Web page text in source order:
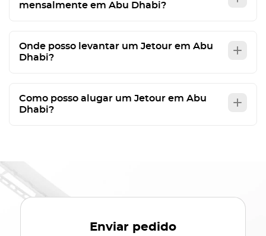
mensalmente em Abu Dhabi?
Onde posso levantar um Jetour em Abu
Dhabi?
Como posso alugar um Jetour em Abu
Dhabi?
Enviar pedido